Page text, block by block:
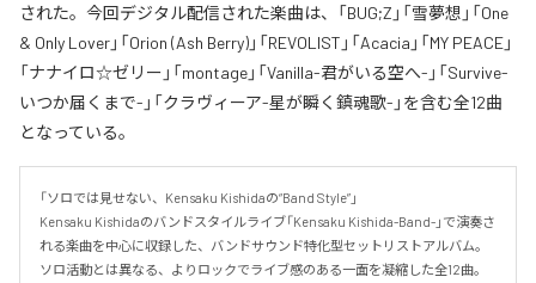
された。今回デジタル配信された楽曲は、「BUG;Z」「雪夢想」「One
& Only Lover」「Orion (Ash Berry)」「REVOLIST」「Acacia」「MY PEACE」
「ナナイロ☆ゼリー」「montage」「Vanilla-君がいる空へ-」「Survive-
いつか届くまで-」「クラヴィーア-星が瞬く鎮魂歌-」を含む全12曲
となっている。
「ソロでは見せない、Kensaku Kishidaの“Band Style”」
Kensaku Kishidaのバンドスタイルライブ「Kensaku Kishida-Band-」で演奏さ
れる楽曲を中心に収録した、バンドサウンド特化型セットリストアルバム。
ソロ活動とは異なる、よりロックでライブ感のある一面を凝縮した全12曲。